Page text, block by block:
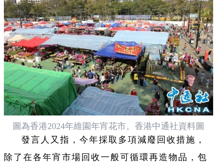
圖為香港2024年維園年宵花市。香港中通社資料圖
發言人又指，今年採取多項減廢回收措施，
除了在各年宵市場回收一般可循環再造物品，包